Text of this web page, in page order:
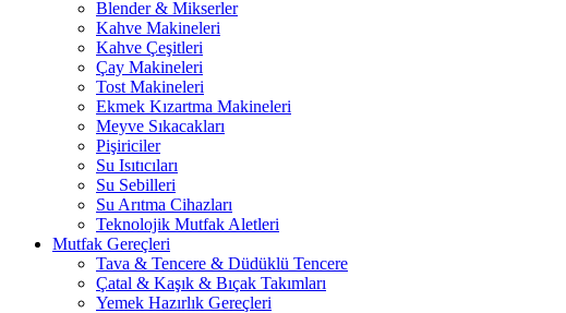
Blender & Mikserler
Kahve Makineleri
Kahve Çeşitleri
Çay Makineleri
Tost Makineleri
Ekmek Kızartma Makineleri
Meyve Sıkacakları
Pişiriciler
Su Isıtıcıları
Su Sebilleri
Su Arıtma Cihazları
Teknolojik Mutfak Aletleri
Mutfak Gereçleri
Tava & Tencere & Düdüklü Tencere
Çatal & Kaşık & Bıçak Takımları
Yemek Hazırlık Gereçleri